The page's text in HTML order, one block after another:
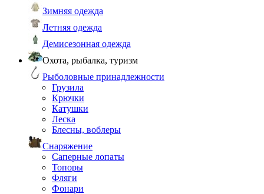
Зимняя одежда
Летняя одежда
Демисезонная одежда
Охота, рыбалка, туризм
Рыболовные принадлежности
Грузила
Крючки
Катушки
Леска
Блесны, воблеры
Снаряжение
Саперные лопаты
Топоры
Фляги
Фонари